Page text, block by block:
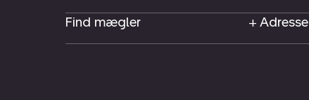
Find mægler
Adresse